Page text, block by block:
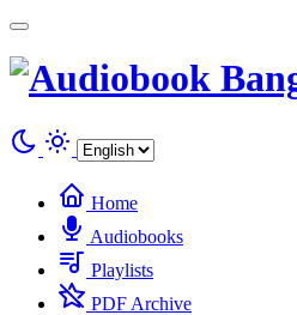
Home
Audiobooks
Playlists
PDF Archive